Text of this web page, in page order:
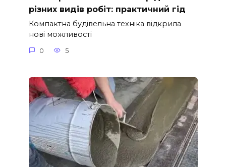
різних видів робіт: практичний гід
Компактна будівельна техніка відкрила
нові можливості
0 5